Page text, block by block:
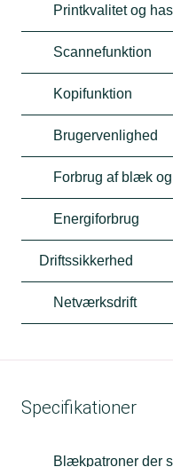
Printkvalitet og
Scannefunktion
Kopifunktion
Brugervenlighed
Forbrug af blæk
Energiforbrug
Driftssikkerhed
Netværksdrift
Specifikationer
Blækpatroner der